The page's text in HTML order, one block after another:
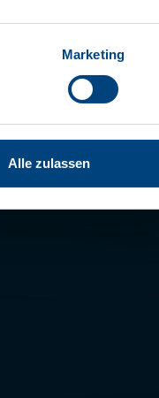
Marketing
Alle zulassen